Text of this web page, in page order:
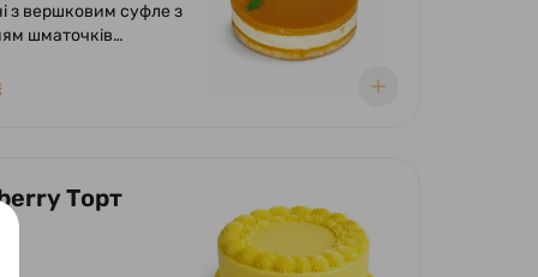
з вершковим суфле з
шматочків
Торт